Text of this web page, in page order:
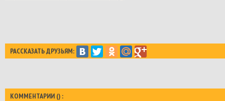
РАССКАЗАТЬ ДРУЗЬЯМ:
КОММЕНТАРИИ () :